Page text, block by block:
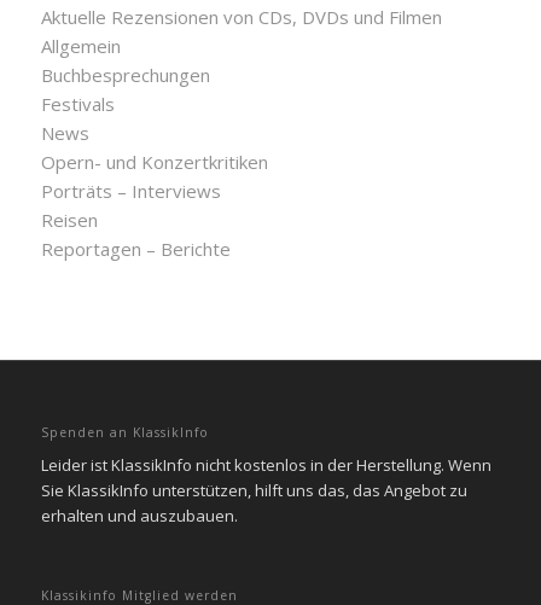
Aktuelle Rezensionen von CDs, DVDs und Filmen
Allgemein
Buchbesprechungen
Festivals
News
Opern- und Konzertkritiken
Porträts – Interviews
Reisen
Reportagen – Berichte
Spenden an KlassikInfo
Leider ist KlassikInfo nicht kostenlos in der Herstellung. Wenn
Sie KlassikInfo unterstützen, hilft uns das, das Angebot zu
erhalten und auszubauen.
Klassikinfo Mitglied werden